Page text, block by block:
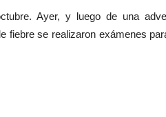
Ayer, y luego de una
fiebre se realizaron exámenes